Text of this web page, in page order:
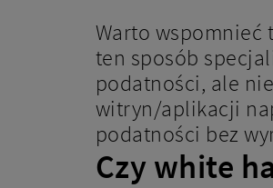
Warto wspomnieć
ten sposób
podatności, ale
witryn/aplikacji
podatności bez
Czy white